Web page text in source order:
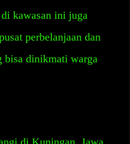
kawasan ini juga
perbelanjaan dan
bisa dinikmati warga